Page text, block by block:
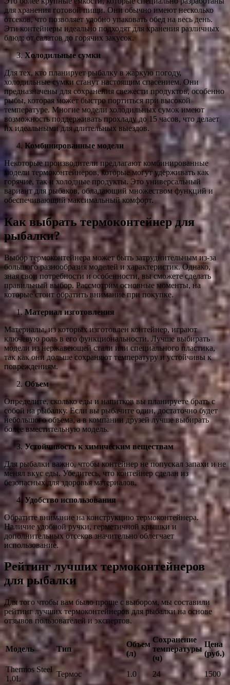
для хранения готовой пищи. Они обычно имеют несколько
отсеков, что позволяет удобно упаковать обед на весь день.
Эти контейнеры идеально подходят для хранения различных
блюд: от салатов до горячих закусок.
Холодильные сумки
Для тех, кто планирует рыбалку в жаркую погоду,
холодильные сумки станут настоящим спасением. Они
предназначены для сохранения свежести продуктов, особенно
рыбы, которая может быстро портиться при высокой
температуре. Многие модели холодильных сумок имеют
возможность поддерживать прохладу до 15 часов, что делает
их идеальными для длительных выездов.
Комбинированные модели
Некоторые производители предлагают комбинированные
модели термоконтейнеров, которые могут удерживать как
горячие, так и холодные продукты. Это универсальный
вариант для рыбаков, обладающий множеством функций и
обеспечивающий максимальный комфорт.
Как выбрать термоконтейнер для
рыбалки?
Выбор термоконтейнера может быть затруднительным из-за
большого разнообразия моделей и характеристик. Однако,
зная свои потребности и особенности, вы сможете сделать
правильный выбор. Рассмотрим основные моменты, на
которые стоит обратить внимание при покупке.
Материал изготовления
Материалы, из которых изготовлен контейнер, играют
ключевую роль в его функциональности. Лучше выбирать
модели из нержавеющей стали или специального пластика,
так как они дольше сохраняют температуру и устойчивы к
повреждениям.
Объем
Определите, сколько еды и напитков вы планируете брать с
собой на рыбалку. Если вы рыбачите один, достаточно будет
небольшого объема, а в компании друзей лучше выбирать
более вместительную модель.
Устойчивость к химическим веществам
Для рыбалки важно, чтобы контейнер не попускал запахи и не
менял вкус еды. Убедитесь, что контейнер сделан из
безопасных для здоровья материалов.
Удобство использования
Обратите внимание на конструкцию термоконтейнера.
Наличие удобной ручки, герметичной крышки и
дополнительных отсеков значительно облегчает
использование.
Рейтинг лучших термоконтейнеров
для рыбалки
Для того чтобы вам было проще с выбором, мы составили
рейтинг лучших термоконтейнеров для рыбалки на основе
отзывов пользователей и экспертов.
Модель Тип
Объем
(л)
Сохранение
температуры
(ч)
Цена
(руб.)
Thermos Steel
1.0L
Термос 1.0 24
1500